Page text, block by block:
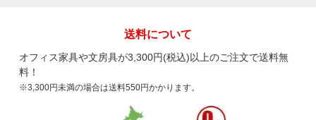
送料について
オフィス家具や文房具が3,300円(税込)以上のご注文で送料無
料！
※3,300円未満の場合は送料550円かかります。